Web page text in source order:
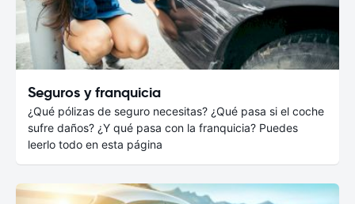
Seguros y franquicia
¿Qué pólizas de seguro necesitas? ¿Qué pasa si el coche
sufre daños? ¿Y qué pasa con la franquicia? Puedes
leerlo todo en esta página